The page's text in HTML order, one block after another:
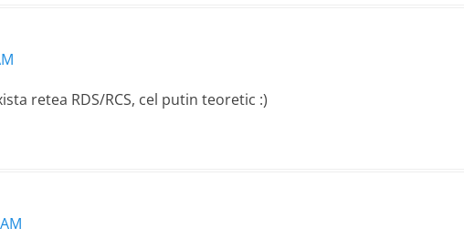
retea RDS/RCS, cel putin teoretic :)